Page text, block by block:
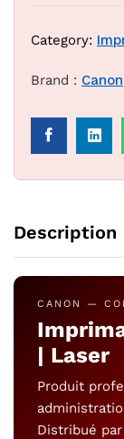
Category:
Brand : Canon
Description
CANON —
| Laser
Produit
Distribué par